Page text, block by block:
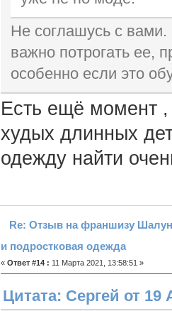
Не соглашусь с
важно потрогать ее,
особенно если это
Есть ещё момент ,
худых длинных
одежду найти
Re: Отзыв на франшизу
и подростковая одежда
« Ответ #14 : 11 Марта 2021, 13:58:51 »
Цитата: Сергей от 19